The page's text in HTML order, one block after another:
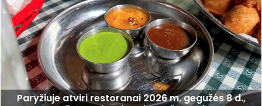
Paryžiuje atviri restoranai 2026 m. gegužės 8 d.,